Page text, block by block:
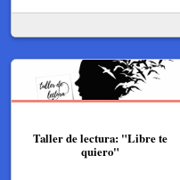
Taller de lectura: "Libre te
quiero"